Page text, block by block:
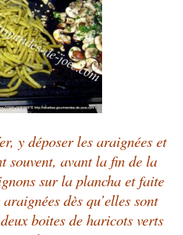
y déposer les araignées et
souvent, avant la fin de la
sur la plancha et faite
dès qu’elles sont
boites de haricots verts